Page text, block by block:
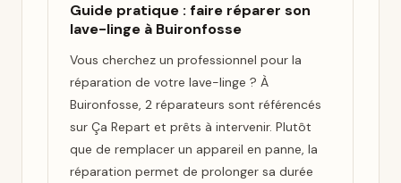
Guide pratique : faire réparer son
lave-linge à Buironfosse
Vous cherchez un professionnel pour la
réparation de votre lave-linge ? À
Buironfosse, 2 réparateurs sont référencés
sur Ça Repart et prêts à intervenir. Plutôt
que de remplacer un appareil en panne, la
réparation permet de prolonger sa durée